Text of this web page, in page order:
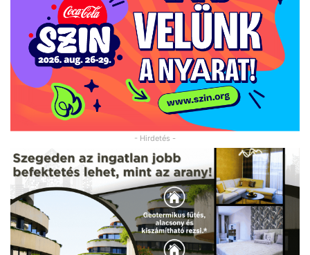
- Hirdetés -